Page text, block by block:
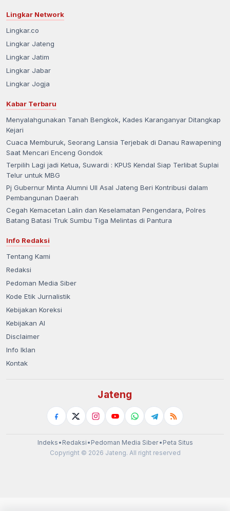
Lingkar Network
Lingkar.co
Lingkar Jateng
Lingkar Jatim
Lingkar Jabar
Lingkar Jogja
Kabar Terbaru
Menyalahgunakan Tanah Bengkok, Kades Karanganyar Ditangkap
Kejari
Cuaca Memburuk, Seorang Lansia Terjebak di Danau Rawapening
Saat Mencari Enceng Gondok
Terpilih Lagi jadi Ketua, Suwardi : KPUS Kendal Siap Terlibat Suplai
Telur untuk MBG
Pj Gubernur Minta Alumni UII Asal Jateng Beri Kontribusi dalam
Pembangunan Daerah
Cegah Kemacetan Lalin dan Keselamatan Pengendara, Polres
Batang Batasi Truk Sumbu Tiga Melintas di Pantura
Info Redaksi
Tentang Kami
Redaksi
Pedoman Media Siber
Kode Etik Jurnalistik
Kebijakan Koreksi
Kebijakan AI
Disclaimer
Info Iklan
Kontak
Jateng
Indeks • Redaksi • Pedoman Media Siber• Peta Situs
Copyright © 2026 Jateng. All right reserved